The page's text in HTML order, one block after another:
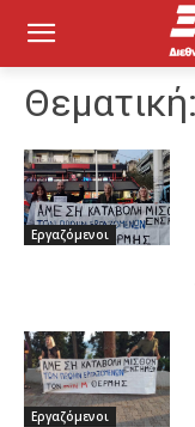
Θεματική:
Εργαζόμενοι
Εργαζόμενοι